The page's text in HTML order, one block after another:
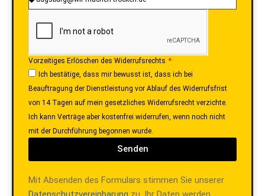
Vorzeitiges Erlöschen des Widerrufsrechts
Ich bestätige, dass mir bewusst ist, dass ich bei
Beauftragung der Dienstleistung vor Ablauf des Widerrufsfrist
von 14 Tagen auf mein gesetzliches Widerrufsrecht verzichte.
Ich kann Verträge aber kostenfrei widerrufen, wenn noch nicht
mit der Durchführung begonnen wurde.
Senden
Mit Absenden des Formulars stimmen Sie unserer